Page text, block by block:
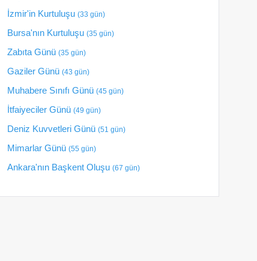
İzmir'in Kurtuluşu (33 gün)
Bursa'nın Kurtuluşu (35 gün)
Zabıta Günü (35 gün)
Gaziler Günü (43 gün)
Muhabere Sınıfı Günü (45 gün)
İtfaiyeciler Günü (49 gün)
Deniz Kuvvetleri Günü (51 gün)
Mimarlar Günü (55 gün)
Ankara'nın Başkent Oluşu (67 gün)